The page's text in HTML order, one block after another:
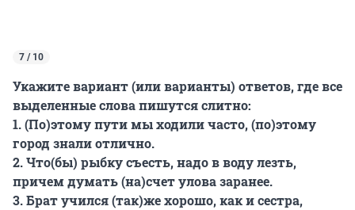
7 / 10
Укажите вариант (или варианты) ответов, где все
выделенные слова пишутся слитно:
1. (По)этому пути мы ходили часто, (по)этому
город знали отлично.
2. Что(бы) рыбку съесть, надо в воду лезть,
причем думать (на)счет улова заранее.
3. Брат учился (так)же хорошо, как и сестра,